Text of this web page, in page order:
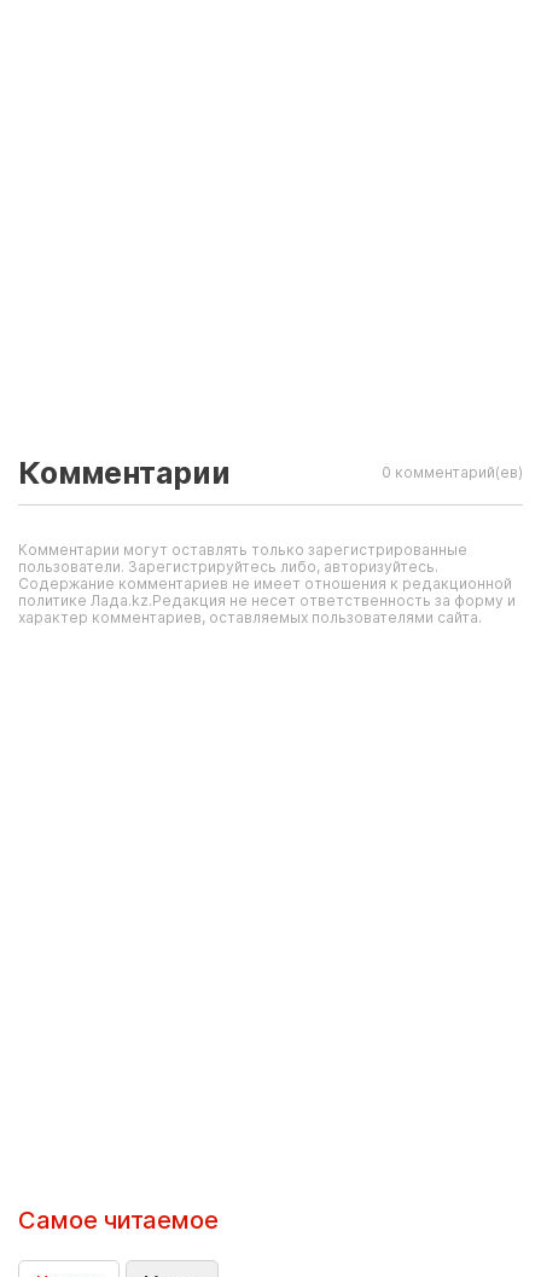
Комментарии 0 комментарий(ев)
Комментарии могут оставлять только зарегистрированные
пользователи. Зарегистрируйтесь либо, авторизуйтесь.
Содержание комментариев не имеет отношения к редакционной
политике Лада.kz.Редакция не несет ответственность за форму и
характер комментариев, оставляемых пользователями сайта.
Самое читаемое